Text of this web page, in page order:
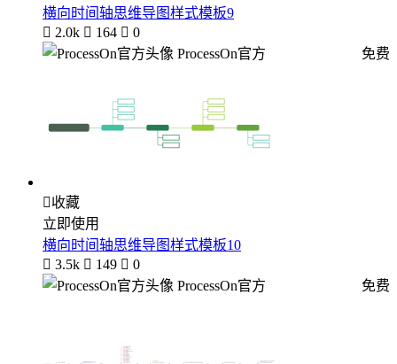
横向时间轴思维导图样式模板9
 2.0k  164  0
ProcessOn官方
免费
收藏
立即使用
横向时间轴思维导图样式模板10
 3.5k  149  0
ProcessOn官方
免费